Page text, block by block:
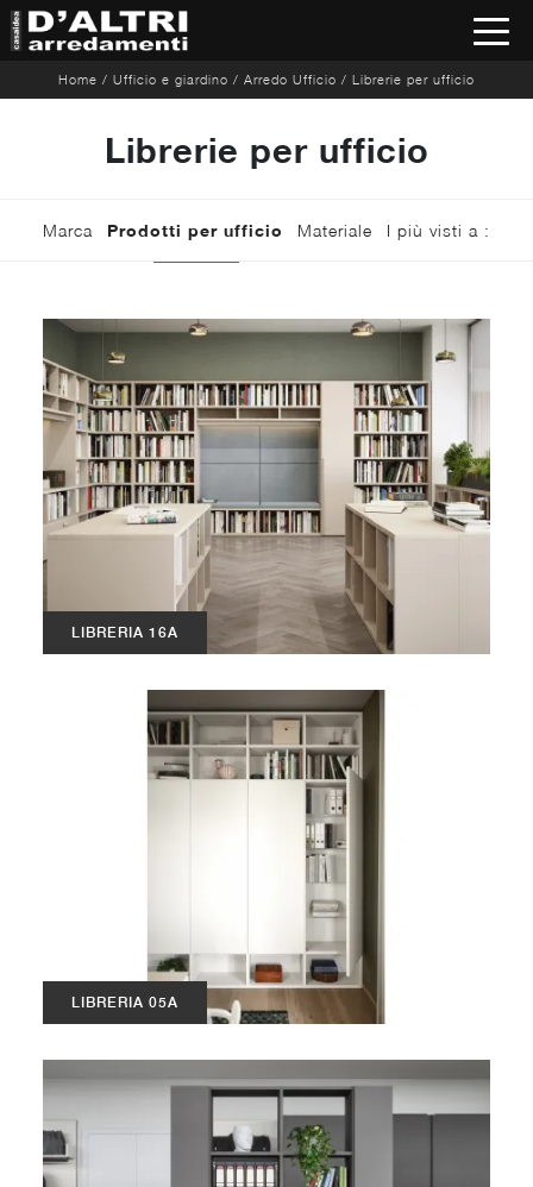
Home / Ufficio e giardino / Arredo Ufficio / Librerie per ufficio
Librerie per ufficio
Marca Prodotti per ufficio Materiale I più visti a :
LIBRERIA 16A
LIBRERIA 05A